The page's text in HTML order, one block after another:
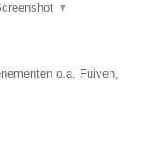
▼
o.a. Fuiven,